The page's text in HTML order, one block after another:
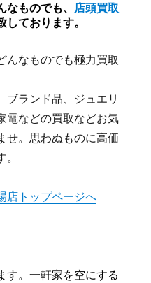
ものでも、 店頭買取
しております。
んなものでも極力買取
ブランド品、ジュエリ
電などの買取などお気
せ。思わぬものに高価
店トップページへ
す。一軒家を空にする